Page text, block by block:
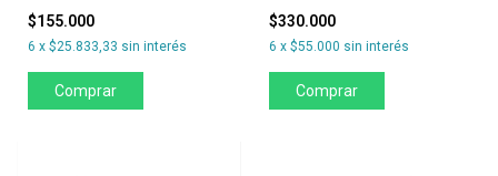
Modelo Venecia
$155.000
6 x $25.833,33 sin interés
puertas y dos cajones
$330.000
6 x $55.000 sin interés
Comprar